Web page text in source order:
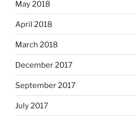
May 2018
April 2018
March 2018
December 2017
September 2017
July 2017